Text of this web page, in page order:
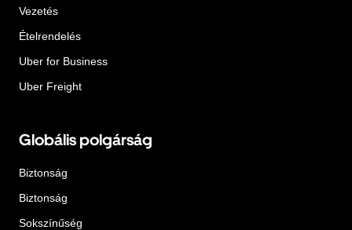
Vezetés
Ételrendelés
Uber for Business
Uber Freight
Globális polgárság
Biztonság
Biztonság
Sokszínűség